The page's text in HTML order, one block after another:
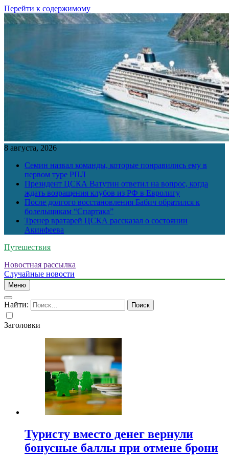
Перейти к содержимому
8 августа, 2026
Семин назвал команды, которые понравились ему в
первом туре РПЛ
Президент ЦСКА Ватутин ответил на вопрос, когда
ждать возращения клубов из РФ в Евролигу
После долгого восстановления Бабич обратился к
болельщикам “Спартака”
Тренер вратарей ЦСКА рассказал о состоянии
Акинфеева
Путешествия
Новостная рассылка
Случайные новости
Меню
Найти:
Заголовки
Туристу вместо денег вернули
бонусные баллы при отмене брони